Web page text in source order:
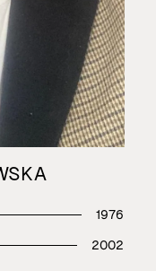
1976
2002